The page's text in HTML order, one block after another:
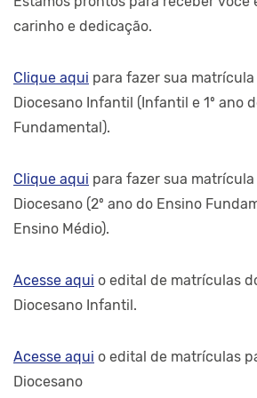
carinho e dedicação.
Clique aqui para fazer sua
Diocesano Infantil (Infantil e 1º ano
Fundamental).
Clique aqui para fazer sua
Diocesano (2º ano do Ensino
Ensino Médio).
Acesse aqui o edital de matrículas
Diocesano Infantil.
Acesse aqui o edital de matrículas
Diocesano